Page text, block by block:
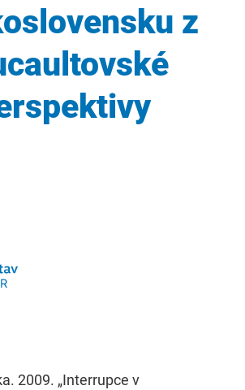
z
2009. „Interrupce v